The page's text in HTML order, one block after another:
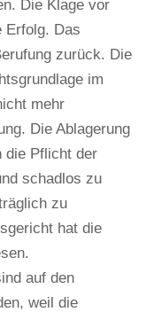
Die Klage vor
Erfolg. Das
zurück. Die
im
mehr
Die Ablagerung
die Pflicht der
schadlos zu
zu
hat die
auf den
weil die